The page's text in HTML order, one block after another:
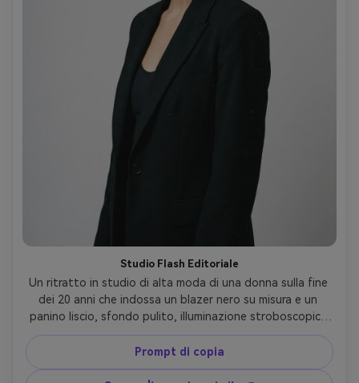
Studio Flash Editoriale
Un ritratto in studio di alta moda di una donna sulla fine
dei 20 anni che indossa un blazer nero su misura e un
panino liscio, sfondo pulito, illuminazione stroboscopica
con softbox, riflettori nitidi, poi classificato per sembrare
un film scansionato con granulosi fini, neri leggermente
sollevati, sottili macchie di polvere, girato su Sony A7R V,
Prompt di copia